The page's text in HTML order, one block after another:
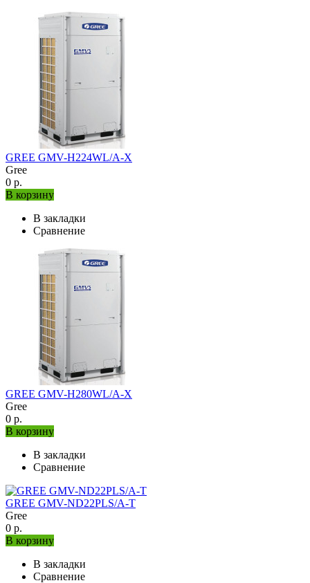
GREE GMV-H224WL/A-X
Gree
0 р.
В корзину
В закладки
Сравнение
GREE GMV-H280WL/A-X
Gree
0 р.
В корзину
В закладки
Сравнение
GREE GMV-ND22PLS/A-T
Gree
0 р.
В корзину
В закладки
Сравнение